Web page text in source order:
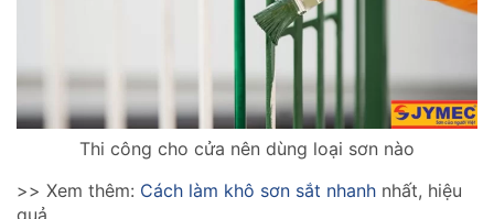
Thi công cho cửa nên dùng loại sơn nào
>> Xem thêm: Cách làm khô sơn sắt nhanh nhất, hiệu
quả